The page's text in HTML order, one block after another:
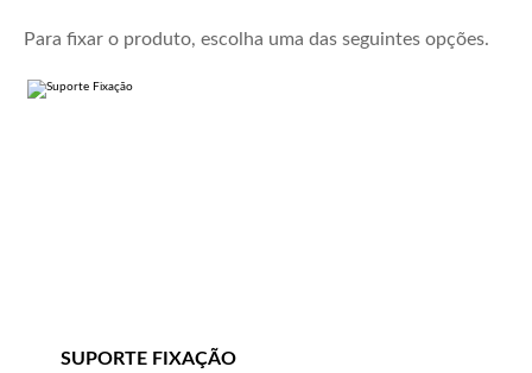
Para fixar o produto, escolha uma das seguintes opções.
SUPORTE FIXAÇÃO